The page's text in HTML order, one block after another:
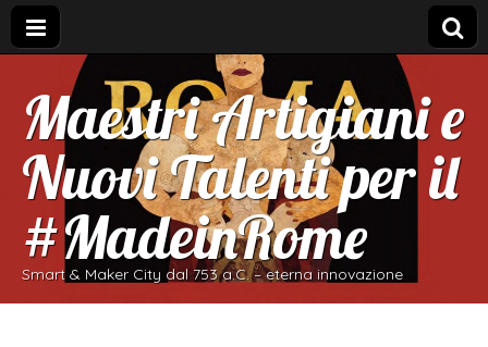
Maestri Artigiani e
Nuovi Talenti per il
#MadeinRome
Smart & Maker City dal 753 a.C. – eterna innovazione